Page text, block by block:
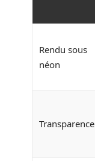
Rendu sous
néon
Transparence